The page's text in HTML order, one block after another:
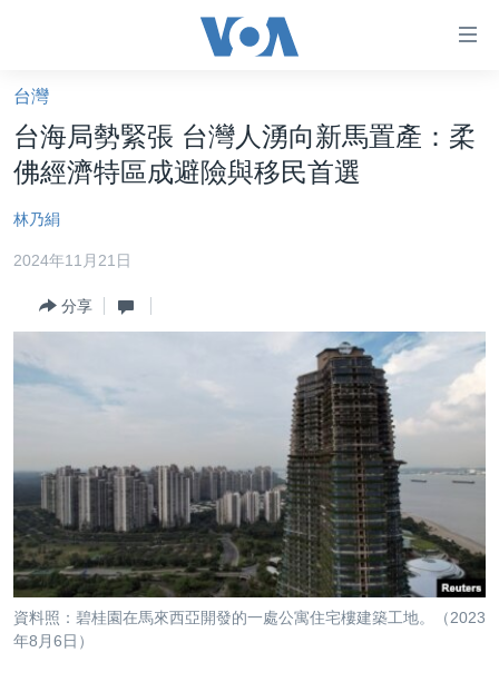
礙
鏈
接
轉
內
轉
到
檢
索
美國大選2024
海外港人
揭謊頻道
中國
國際
經貿
視頻
每日視頻新聞
音頻
台灣
台海局勢緊張 台灣人湧向新馬置產：柔
佛經濟特區成避險與移民首選
林乃絹
2024年11月21日
分享
資料照：碧桂園在馬來西亞開發的一處公寓住宅樓建築工地。（2023
年8月6日）